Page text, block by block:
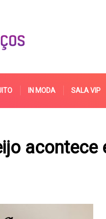
IN MODA SALA VIP
acontece